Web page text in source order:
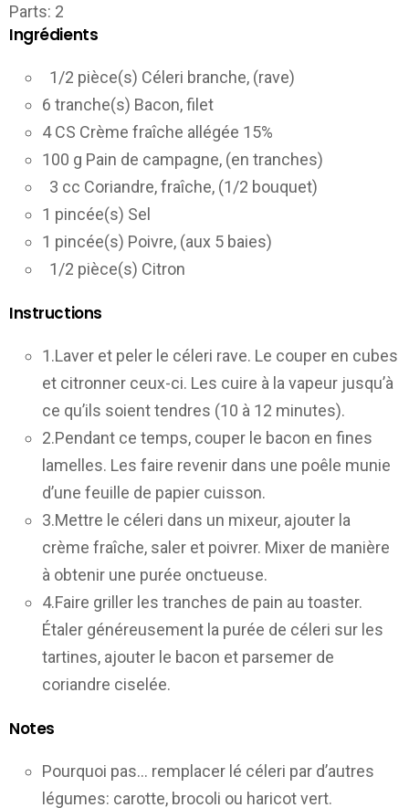
Parts: 2
Ingrédients
1/2 pièce(s) Céleri branche, (rave)
6 tranche(s) Bacon, filet
4 CS Crème fraîche allégée 15%
100 g Pain de campagne, (en tranches)
3 cc Coriandre, fraîche, (1/2 bouquet)
1 pincée(s) Sel
1 pincée(s) Poivre, (aux 5 baies)
1/2 pièce(s) Citron
Instructions
1.Laver et peler le céleri rave. Le couper en cubes
et citronner ceux-ci. Les cuire à la vapeur jusqu’à
ce qu’ils soient tendres (10 à 12 minutes).
2.Pendant ce temps, couper le bacon en fines
lamelles. Les faire revenir dans une poêle munie
d’une feuille de papier cuisson.
3.Mettre le céleri dans un mixeur, ajouter la
crème fraîche, saler et poivrer. Mixer de manière
à obtenir une purée onctueuse.
4.Faire griller les tranches de pain au toaster.
Étaler généreusement la purée de céleri sur les
tartines, ajouter le bacon et parsemer de
coriandre ciselée.
Notes
Pourquoi pas… remplacer lé céleri par d’autres
légumes: carotte, brocoli ou haricot vert.